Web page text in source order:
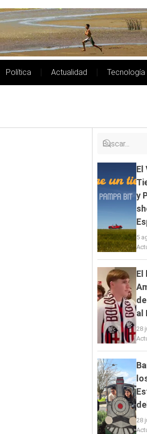
Política Actualidad Tecnología
El
y
5
El
al
28
28